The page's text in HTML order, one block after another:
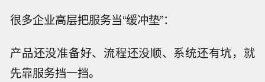
很多企业高层把服务当“缓冲垫”：
产品还没准备好、流程还没顺、系统还有坑，就
先靠服务挡一挡。